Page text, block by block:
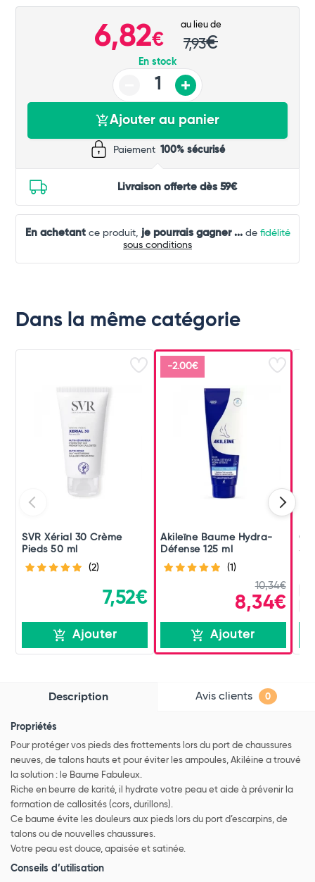
6,82€
au lieu de
7,93€
En stock
Ajouter au panier
Paiement 100% sécurisé
Livraison offerte dès 59€
En achetantce produit, je pourrais gagner ...de fidélité
sous conditions
Dans la même catégorie
SVR Xérial 30 Crème
Pieds 50 ml
(2)
7,52€
Ajouter
-2.00€
Akileïne Baume Hydra-
Défense 125 ml
(1)
10,34€
8,34€
Ajouter
Description Avis clients 0
Propriétés
Pour protéger vos pieds des frottements lors du port de chaussures
neuves, de talons hauts et pour éviter les ampoules, Akiléine a trouvé
la solution : le Baume Fabuleux.
Riche en beurre de karité, il hydrate votre peau et aide à prévenir la
formation de callosités (cors, durillons).
Ce baume évite les douleurs aux pieds lors du port d’escarpins, de
talons ou de nouvelles chaussures.
Votre peau est douce, apaisée et satinée.
Conseils d’utilisation